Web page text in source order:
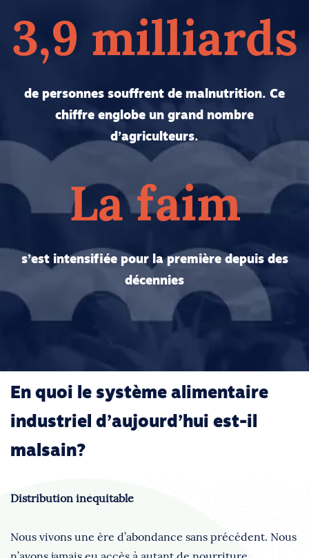
3,9 milliards
de personnes souffrent de malnutrition. Ce
chiffre englobe un grand nombre
d’agriculteurs.
La faim
s’est intensifiée pour la première depuis des
décennies
En quoi le système alimentaire
industriel d’aujourd’hui est-il
malsain?
Distribution inéquitable
Nous vivons une ère d’abondance sans précédent. Nous